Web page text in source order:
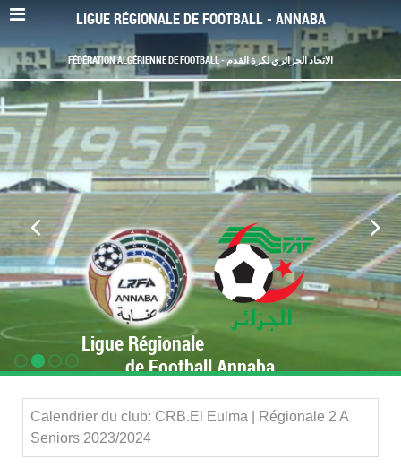
LIGUE RÉGIONALE DE FOOTBALL - ANNABA
FÉDÉRATION ALGÉRIENNE DE FOOTBALL - الاتحاد الجزائري لكرة القدم
Ligue Régionale
de Football Annaba
Calendrier du club: CRB.El Eulma | Régionale 2 A
Seniors 2023/2024